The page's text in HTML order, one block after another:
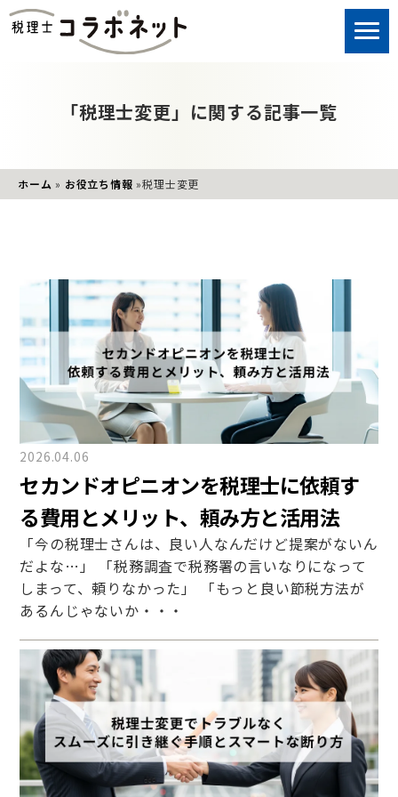
「税理士変更」に関する記事一覧
ホーム » お役立ち情報 »税理士変更
2026.04.06
セカンドオピニオンを税理士に依頼す
る費用とメリット、頼み方と活用法
「今の税理士さんは、良い人なんだけど提案がないん
だよな…」 「税務調査で税務署の言いなりになって
しまって、頼りなかった」 「もっと良い節税方法が
あるんじゃないか・・・